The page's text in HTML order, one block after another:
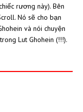
rương này). Bên
Nó sẽ cho bạn
và nói chuyện
Lut Ghohein (!!!).